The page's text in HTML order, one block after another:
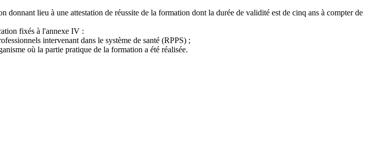
lieu à une attestation de réussite de la formation dont la durée de validité est de cinq ans à compter de
fixés à l'annexe IV :
intervenant dans le système de santé (RPPS) ;
où la partie pratique de la formation a été réalisée.